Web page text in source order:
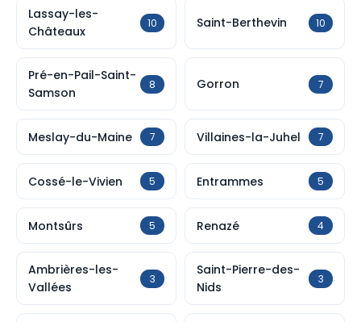
Lassay-les-
Châteaux
10 Saint-Berthevin 10
Pré-en-Pail-Saint-
Samson
8 Gorron 7
Meslay-du-Maine 7 Villaines-la-Juhel 7
Cossé-le-Vivien 5 Entrammes 5
Montsûrs 5 Renazé 4
Ambrières-les-
Vallées
3
Saint-Pierre-des-
Nids
3